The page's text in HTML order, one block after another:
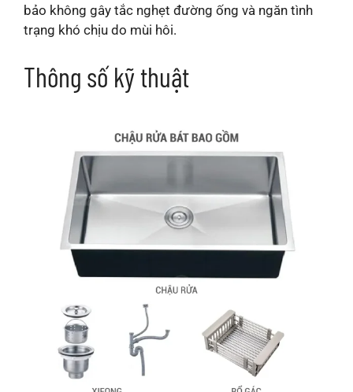
bảo không gây tắc nghẹt đường ống và ngăn tình
trạng khó chịu do mùi hôi.
Thông số kỹ thuật